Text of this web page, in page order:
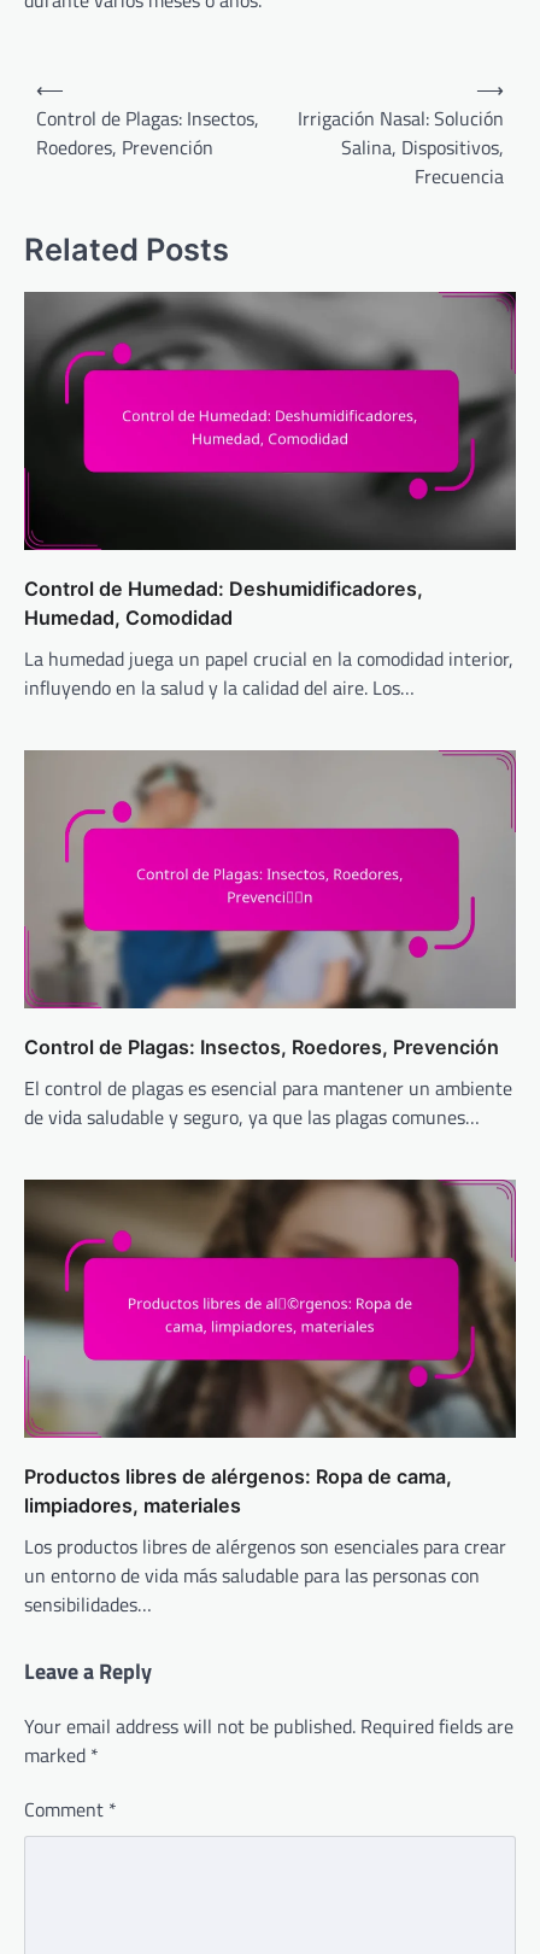
Post
navigation
⟵
Control de Plagas: Insectos,
Roedores, Prevención
Irrigación Nasal: Solución
Salina, Dispositivos,
Frecuencia
⟶
Related Posts
Control de Humedad: Deshumidificadores,
Humedad, Comodidad
La humedad juega un papel crucial en la comodidad interior,
influyendo en la salud y la calidad del aire. Los…
Control de Plagas: Insectos, Roedores, Prevención
El control de plagas es esencial para mantener un ambiente
de vida saludable y seguro, ya que las plagas comunes…
Productos libres de alérgenos: Ropa de cama,
limpiadores, materiales
Los productos libres de alérgenos son esenciales para crear
un entorno de vida más saludable para las personas con
sensibilidades…
Leave a Reply
Your email address will not be published. Required fields are
marked *
Comment *